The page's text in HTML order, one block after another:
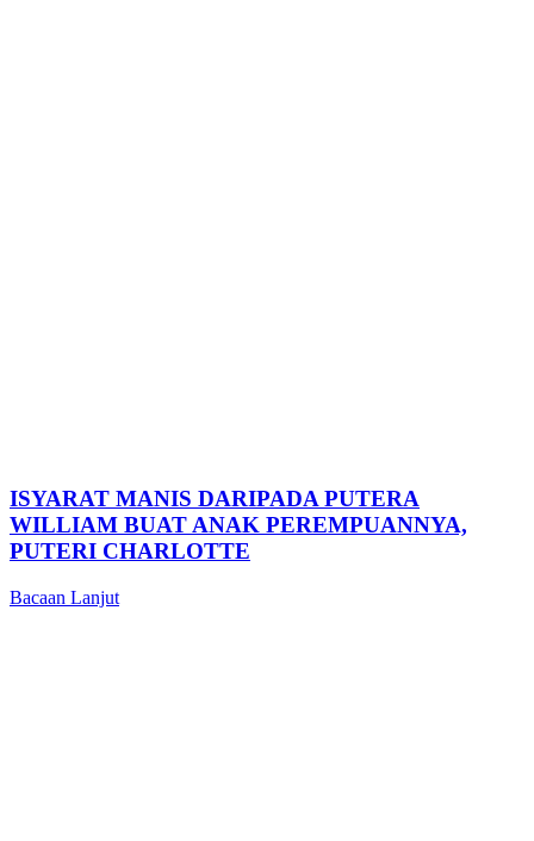
ISYARAT MANIS DARIPADA PUTERA
WILLIAM BUAT ANAK PEREMPUANNYA,
PUTERI CHARLOTTE
Bacaan Lanjut